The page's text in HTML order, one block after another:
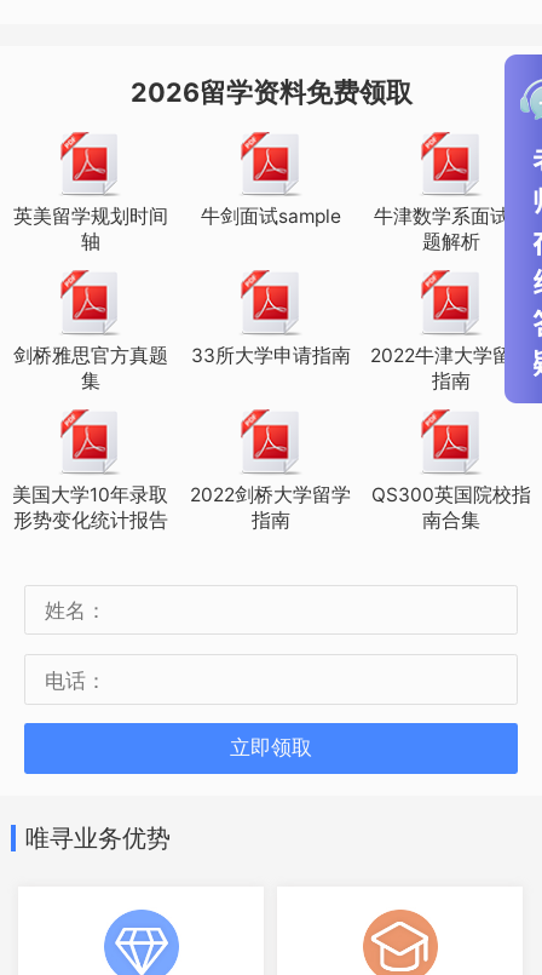
Alevel法语难度：
相比较英语，法语的难点有很多，比如
说：发音和英语不同，法语音素只有36个
而英语有48个，发音时口腔肌肉比较紧
张，清晰有力，而且有鼻元音和小舌颤
音。名词的阴性和阳性、各种各样的动词
变位、体系庞大的代词；法语的特点是先
难后易，想要入门记住这些语法规则和动
词变位很难，但一旦入门，就会发现法语
的优势：严谨有规则，只要按照规律来，
就能轻松自如的运用了。
如何学好Alevel法语？
首先，在Alevel法语课堂上，要认真学习
的与导师同学进行交流沟通探讨。
2026留学资料免费领取
英美留学规划时间
轴
牛剑面试sample
牛津数学系面试真
题解析
剑桥雅思官方真题
集
33所大学申请指南
2022牛津大学留学
指南
美国大学10年录取
形势变化统计报告
2022剑桥大学留学
指南
QS300英国院校指
南合集
立即领取
唯寻业务优势